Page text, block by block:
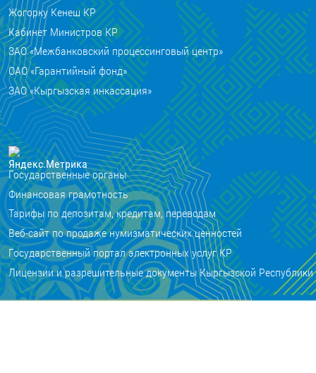
Жогорку Кенеш КР
Кабинет Министров КР
ЗАО «Межбанковский процессинговый центр»
ОАО «Гарантийный фонд»
ЗАО «Кыргызская инкассация»
Государственные органы
Финансовая грамотность
Тарифы по депозитам, кредитам, переводам
Веб-сайт по продаже нумизматических ценностей
Государственный портал электронных услуг КР
Лицензии и разрешительные документы Кыргызской Республики